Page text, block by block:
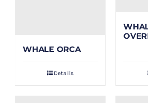
WHALE ORCA
Details